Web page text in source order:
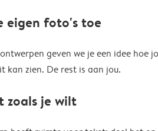
eigen foto's toe
geven we je een idee hoe
kan zien. De rest is aan jou.
zoals je wilt